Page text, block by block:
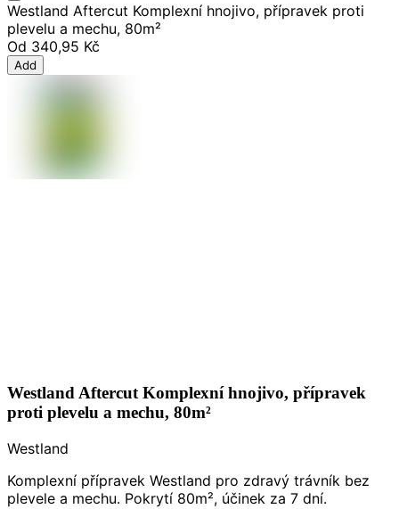
Westland Aftercut Komplexní hnojivo, přípravek proti
plevelu a mechu, 80m²
Od 340,95 Kč
Add
Westland Aftercut Komplexní hnojivo, přípravek
proti plevelu a mechu, 80m²
Westland
Komplexní přípravek Westland pro zdravý trávník bez
plevele a mechu. Pokrytí 80m², účinek za 7 dní.